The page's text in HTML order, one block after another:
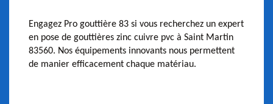
Engagez Pro gouttière 83 si vous recherchez un expert
en pose de gouttières zinc cuivre pvc à Saint Martin
83560. Nos équipements innovants nous permettent
de manier efficacement chaque matériau.